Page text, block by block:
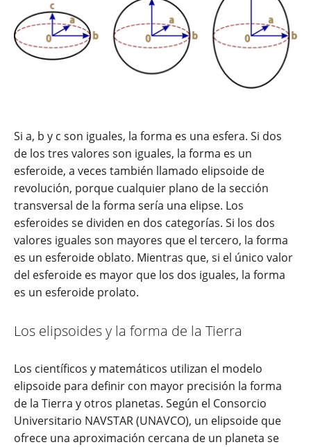
Si a, b y c son iguales, la forma es una esfera. Si dos
de los tres valores son iguales, la forma es un
esferoide, a veces también llamado elipsoide de
revolución, porque cualquier plano de la sección
transversal de la forma sería una elipse. Los
esferoides se dividen en dos categorías. Si los dos
valores iguales son mayores que el tercero, la forma
es un esferoide oblato. Mientras que, si el único valor
del esferoide es mayor que los dos iguales, la forma
es un esferoide prolato.
Los elipsoides y la forma de la Tierra
Los científicos y matemáticos utilizan el modelo
elipsoide para definir con mayor precisión la forma
de la Tierra y otros planetas. Según el Consorcio
Universitario NAVSTAR (UNAVCO), un elipsoide que
ofrece una aproximación cercana de un planeta se